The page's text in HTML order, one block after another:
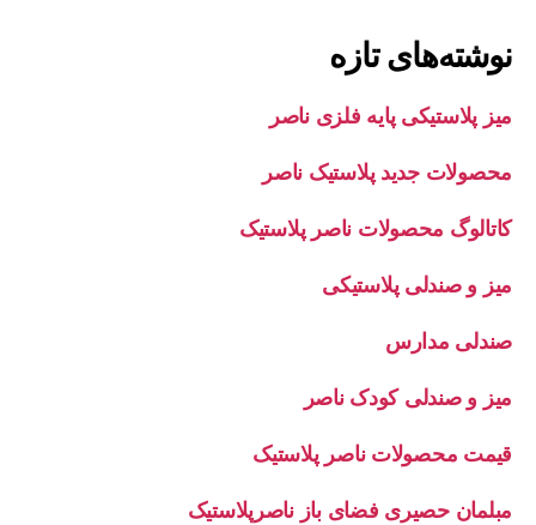
نوشته‌های تازه
میز پلاستیکی پایه فلزی ناصر
محصولات جدید پلاستیک ناصر
کاتالوگ محصولات ناصر پلاستیک
میز و صندلی پلاستیکی
صندلی مدارس
میز و صندلی کودک ناصر
قیمت محصولات ناصر پلاستیک
مبلمان حصیری فضای باز ناصرپلاستیک